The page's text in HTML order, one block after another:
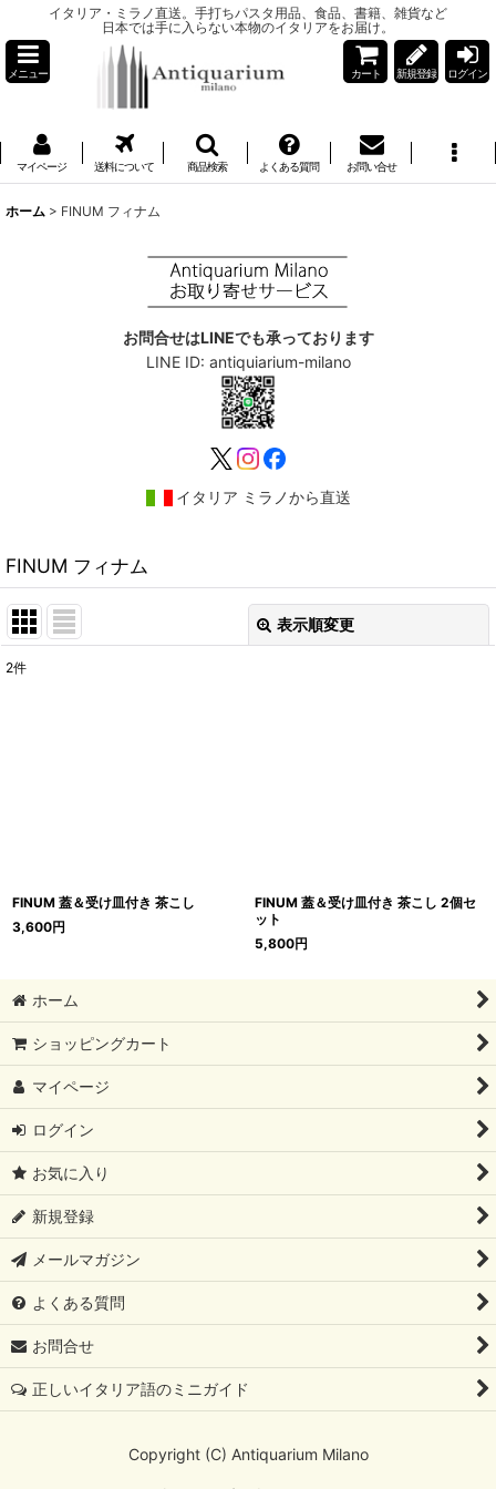
イタリア・ミラノ直送。手打ちパスタ用品、食品、書籍、雑貨など
日本では手に入らない本物のイタリアをお届け。
メニュー カート 新規登録 ログイン
マイページ 送料について 商品検索 よくある質問 お問い合せ
ホーム > FINUM フィナム
お問合せはLINEでも承っております
LINE ID: antiquiarium-milano
イタリア ミラノから直送
FINUM フィナム
表示順変更
2件
FINUM 蓋＆受け皿付き 茶こし
3,600円
FINUM 蓋＆受け皿付き 茶こし 2個セ
ット
5,800円
ホーム
ショッピングカート
マイページ
ログイン
お気に入り
新規登録
メールマガジン
よくある質問
お問合せ
正しいイタリア語のミニガイド
Copyright (C) Antiquarium Milano